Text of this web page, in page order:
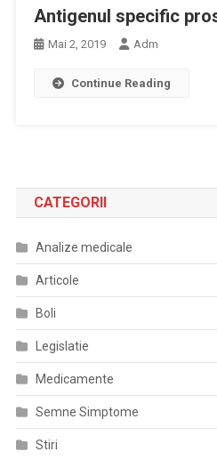
Antigenul specific
Mai 2, 2019 Adm
Continue Reading
CATEGORII
Analize medicale
Articole
Boli
Legislatie
Medicamente
Semne Simptome
Stiri